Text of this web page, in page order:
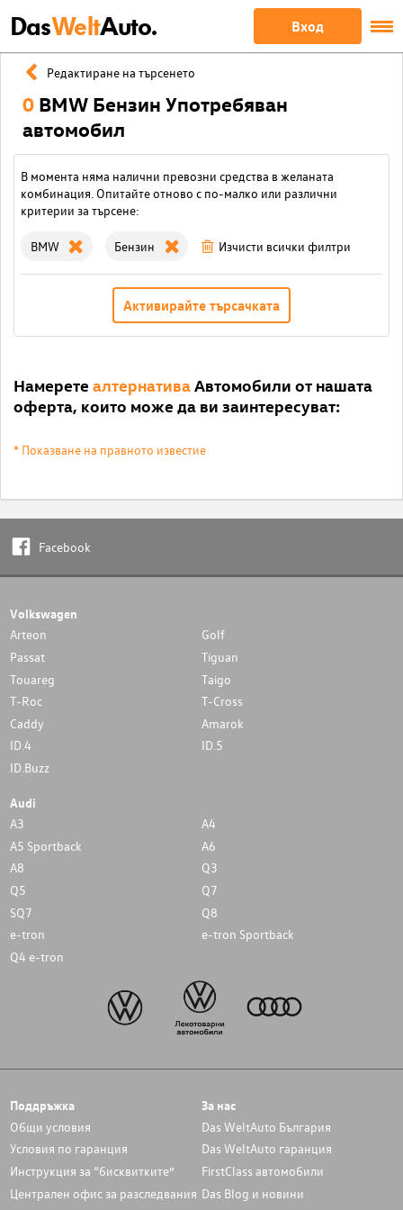
DasWeltAuto. Вход
Редактиране на търсенето
0 BMW Бензин Употребяван
автомобил
В момента няма налични превозни средства в желаната
комбинация. Опитайте отново с по-малко или различни
критерии за търсене:
BMW Бензин Изчисти всички филтри
Активирайте търсачката
Намерете алтернативаАвтомобили от нашата
оферта, които може да ви заинтересуват:
* Показване на правното известие
Facebook
Volkswagen
Arteon
Golf
Passat
Tiguan
Touareg
Taigo
T-Roc
T-Cross
Caddy
Amarok
ID.4
ID.5
ID.Buzz
Audi
A3
A4
A5 Sportback
A6
A8
Q3
Q5
Q7
SQ7
Q8
e-tron
e-tron Sportback
Q4 e-tron
Поддръжка
Общи условия
Условия по гаранция
Инструкция за “бисквитките”
Централен офис за разследвания
За нас
Das WeltAuto България
Das WeltAuto гаранция
FirstClass автомобили
Das Blog и новини